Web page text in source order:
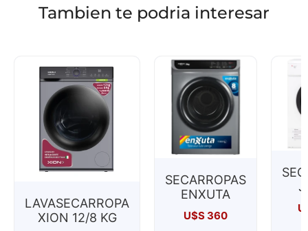
Tambien te podria interesar
LAVASECARROPA
XION 12/8 KG
SECARROPAS
ENXUTA
U$S 360